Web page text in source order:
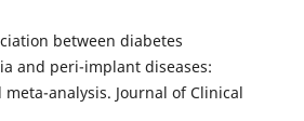
between diabetes
and peri-implant diseases:
analysis. Journal of Clinical